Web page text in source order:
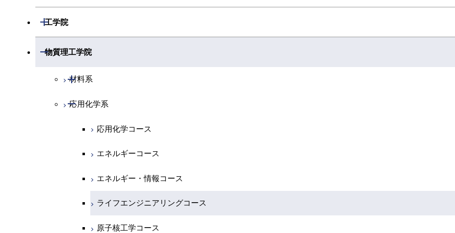
工学院
開閉
機械系
開閉
エネルギーコース
エネルギー・情報コース
エンジニアリングデザインコース
ライフエンジニアリングコース
原子核工学コース
人間医療科学技術コース
システム制御系
システム制御コース
エンジニアリングデザインコース
人間医療科学技術コース
超スマート社会卓越コース
電気電子系
電気電子コース
エネルギーコース
エネルギー・情報コース
ライフエンジニアリングコース
原子核工学コース
情報通信系
情報通信コース
エンジニアリングデザインコース
ライフエンジニアリングコース
人間医療科学技術コース
経営工学系
経営工学コース
エンジニアリングデザインコース
超スマート社会卓越コース
物質理工学院
開閉
材料系
開閉
材料コース
エネルギーコース
エネルギー・情報コース
ライフエンジニアリングコース
原子核工学コース
人間医療科学技術コース
応用化学系
開閉
応用化学コース
エネルギーコース
エネルギー・情報コース
ライフエンジニアリングコース
原子核工学コース